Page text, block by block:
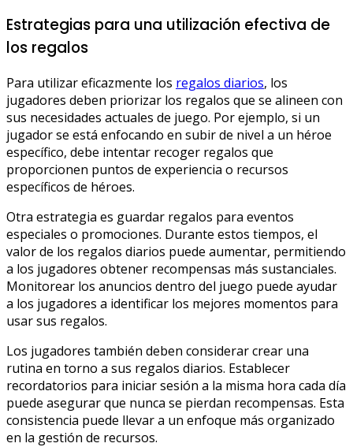
Estrategias para una utilización efectiva de
los regalos
Para utilizar eficazmente los regalos diarios, los
jugadores deben priorizar los regalos que se alineen con
sus necesidades actuales de juego. Por ejemplo, si un
jugador se está enfocando en subir de nivel a un héroe
específico, debe intentar recoger regalos que
proporcionen puntos de experiencia o recursos
específicos de héroes.
Otra estrategia es guardar regalos para eventos
especiales o promociones. Durante estos tiempos, el
valor de los regalos diarios puede aumentar, permitiendo
a los jugadores obtener recompensas más sustanciales.
Monitorear los anuncios dentro del juego puede ayudar
a los jugadores a identificar los mejores momentos para
usar sus regalos.
Los jugadores también deben considerar crear una
rutina en torno a sus regalos diarios. Establecer
recordatorios para iniciar sesión a la misma hora cada día
puede asegurar que nunca se pierdan recompensas. Esta
consistencia puede llevar a un enfoque más organizado
en la gestión de recursos.